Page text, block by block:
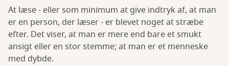
At læse - eller som minimum at give indtryk af, at man
er en person, der læser - er blevet noget at stræbe
efter. Det viser, at man er mere end bare et smukt
ansigt eller en stor stemme; at man er et menneske
med dybde.